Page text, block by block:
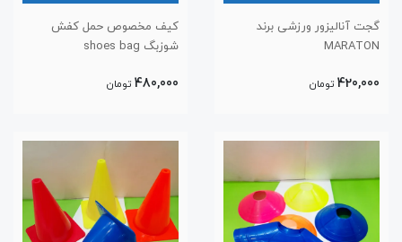
گجت آنالیزور ورزشی برند
MARATON
420,000 تومان
کیف مخصوص حمل کفش
شوزبگ shoes bag
480,000 تومان